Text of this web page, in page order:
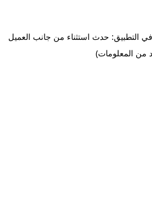
التطبيق: حدث استثناء من جانب العميل
من المعلومات)